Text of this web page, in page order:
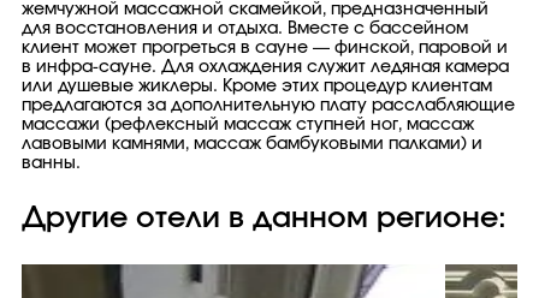
жемчужной массажной скамейкой, предназначенный
для восстановления и отдыха. Вместе с бассейном
клиент может прогреться в сауне — финской, паровой и
в инфра-сауне. Для охлаждения служит ледяная камера
или душевые жиклеры. Кроме этих процедур клиентам
предлагаются за дополнительную плату расслабляющие
массажи (рефлексный массаж ступней ног, массаж
лавовыми камнями, массаж бамбуковыми палками) и
ванны.
Другие отели в данном регионе: